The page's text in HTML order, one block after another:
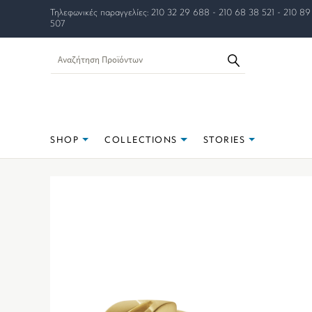
Τηλεφωνικές παραγγελίες: 210 32 29 688 - 210 68 38 521 - 210
507
SHOP COLLECTIONS STORIES